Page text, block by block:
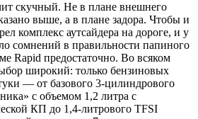
скучный. Не в плане внешнего
выше, а в плане задора. Чтобы и
комплекс аутсайдера на дороге, и у
сомнений в правильности папиного
Rapid предостаточно. Во всяком
широкий: только бензиновых
— от базового 3‑цилиндрового
с объемом 1,2 литра с
КП до 1,4‑литрового TFSI